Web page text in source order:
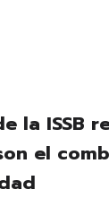
la ISSB
el